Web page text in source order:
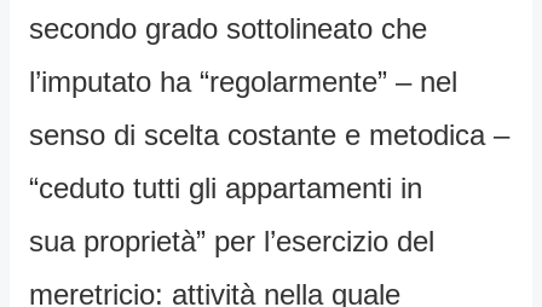
secondo grado sottolineato che
l’imputato ha “regolarmente” – nel
senso di scelta costante e metodica –
“ceduto tutti gli appartamenti in
sua proprietà” per l’esercizio del
meretricio: attività nella quale